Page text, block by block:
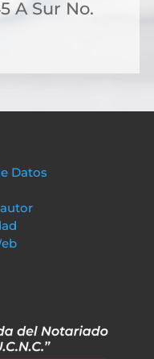
A Sur No.
Datos